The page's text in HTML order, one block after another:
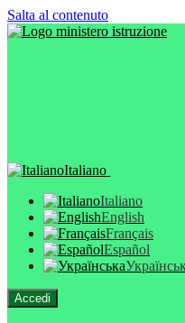
Salta al contenuto
Italiano
Italiano
English
Français
Español
Accedi